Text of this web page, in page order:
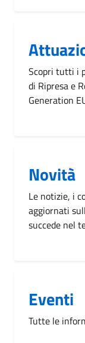
Scopri tutti i
di Ripresa e
Generation
Novità
Le notizie, i
aggiornati
succede nel
Eventi
Tutte le